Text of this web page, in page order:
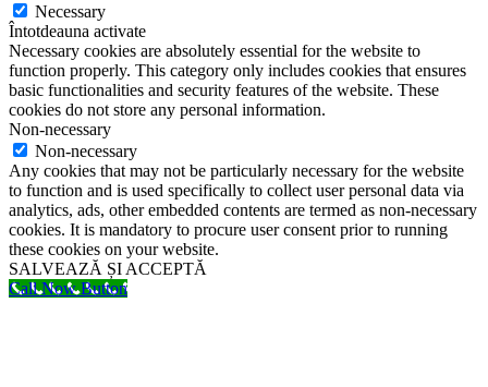
Necessary
Întotdeauna activate
Necessary cookies are absolutely essential for the website to
function properly. This category only includes cookies that ensures
basic functionalities and security features of the website. These
cookies do not store any personal information.
Non-necessary
Non-necessary
Any cookies that may not be particularly necessary for the website
to function and is used specifically to collect user personal data via
analytics, ads, other embedded contents are termed as non-necessary
cookies. It is mandatory to procure user consent prior to running
these cookies on your website.
SALVEAZĂ ȘI ACCEPTĂ
Call Now Button